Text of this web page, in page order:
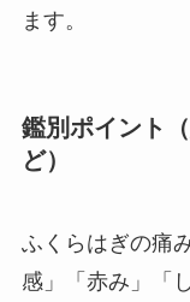
ます。
鑑別ポイント
ど）
ふくらはぎの痛
感」「赤み」「